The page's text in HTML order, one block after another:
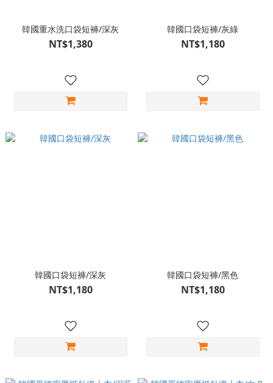
韓國重水洗口袋短褲/深灰
NT$1,380
韓國口袋短褲/灰綠
NT$1,180
韓國口袋短褲/深灰
NT$1,180
韓國口袋短褲/黑色
NT$1,180